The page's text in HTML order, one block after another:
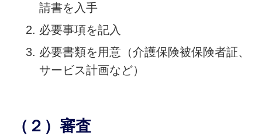
請書を入手
必要事項を記入
必要書類を用意（介護保険被保険者証、
サービス計画など）
（２）審査